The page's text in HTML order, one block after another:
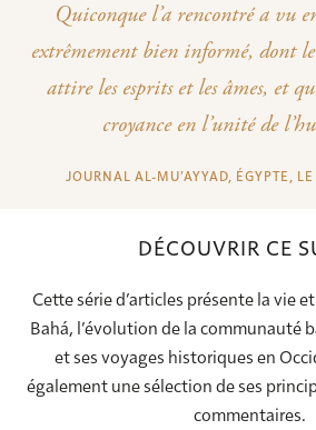
Quiconque l’a rencontré a vu
extrêmement bien informé, dont
attire les esprits et les âmes, et
croyance en l’unité de
JOURNAL AL-MU’AYYAD, ÉGYPTE,
DÉCOUVRIR CE
Cette série d’articles présente la vie
Bahá, l’évolution de la communauté
et ses voyages historiques en
également une sélection de ses
commentaires.